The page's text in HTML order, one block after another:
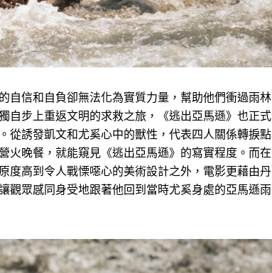
自信和自負卻無法化為實質力量，幫助他們衝過雨林
自步上重返文明的求救之旅，《逃出亞馬遜》也正式
從誘發凱文和尤奚心中的獸性，代表四人關係轉捩點
火晚餐，就能窺見《逃出亞馬遜》的寫實程度。而在
度高到令人戰慄噁心的美術設計之外，電影更藉由丹
觀眾感同身受地跟著他回到當時尤奚身處的亞馬遜雨